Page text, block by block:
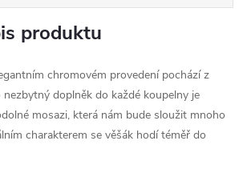
produktu
chromovém provedení pochází z
nezbytný doplněk do každé koupelny je
mosazi, která nám bude sloužit mnoho
charakterem se věšák hodí téměř do